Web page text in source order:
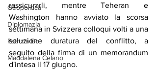
Geopolitica
Diplomazia
Patrizia Boi
Maddalena Celano
rassicurarli, mentre Teheran e
Washington hanno avviato la scorsa
settimana in Svizzera colloqui volti a una
soluzione duratura del conflitto, a
seguito della firma di un memorandum
d'intesa il 17 giugno.